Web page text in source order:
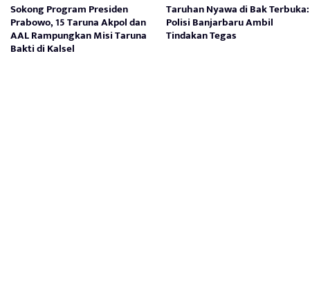
Sokong Program Presiden
Prabowo, 15 Taruna Akpol dan
AAL Rampungkan Misi Taruna
Bakti di Kalsel
Taruhan Nyawa di Bak Terbuka:
Polisi Banjarbaru Ambil
Tindakan Tegas